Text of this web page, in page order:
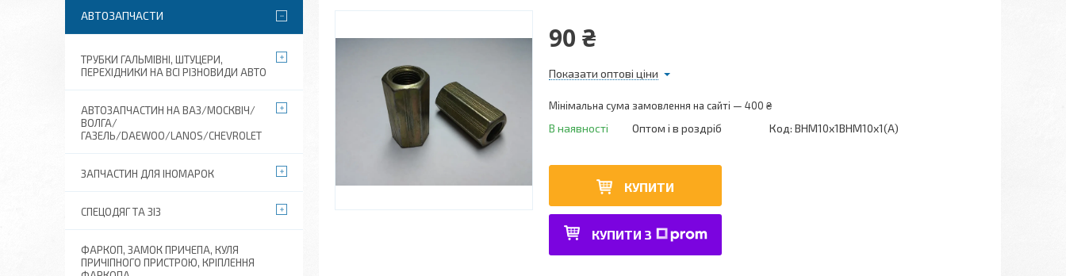
90 ₴
Показати оптові ціни
Мінімальна сума замовлення на сайті — 400 ₴
В наявності Оптом і в роздріб Код: ВНМ10х1ВНМ10х1(А)
КУПИТИ
КУПИТИ З
АВТОЗАПЧАСТИ
ТРУБКИ ГАЛЬМІВНІ, ШТУЦЕРИ,
ПЕРЕХІДНИКИ НА ВСІ РІЗНОВИДИ АВТО
АВТОЗАПЧАСТИН НА ВАЗ/МОСКВІЧ/
ВОЛГА/
ГАЗЕЛЬ/DAEWOO/LANOS/CHEVROLET
ЗАПЧАСТИН ДЛЯ ІНОМАРОК
СПЕЦОДЯГ ТА ЗІЗ
ФАРКОП, ЗАМОК ПРИЧЕПА, КУЛЯ
ПРИЧІПНОГО ПРИСТРОЮ, КРІПЛЕННЯ